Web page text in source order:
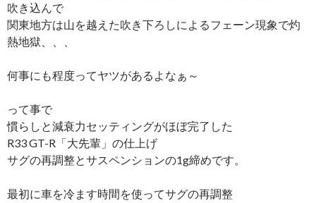
吹き込んで
関東地方は山を越えた吹き下ろしによるフェーン現象で灼
熱地獄、、、
何事にも程度ってヤツがあるよなぁ～
って事で
慣らしと減衰力セッティングがほぼ完了した
R33 GT-R「大先輩」の仕上げ
サグの再調整とサスペンションの1g締めです。
最初に車を冷ます時間を使ってサグの再調整